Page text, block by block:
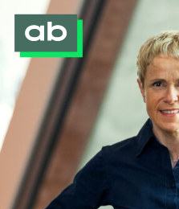
Einblicke in